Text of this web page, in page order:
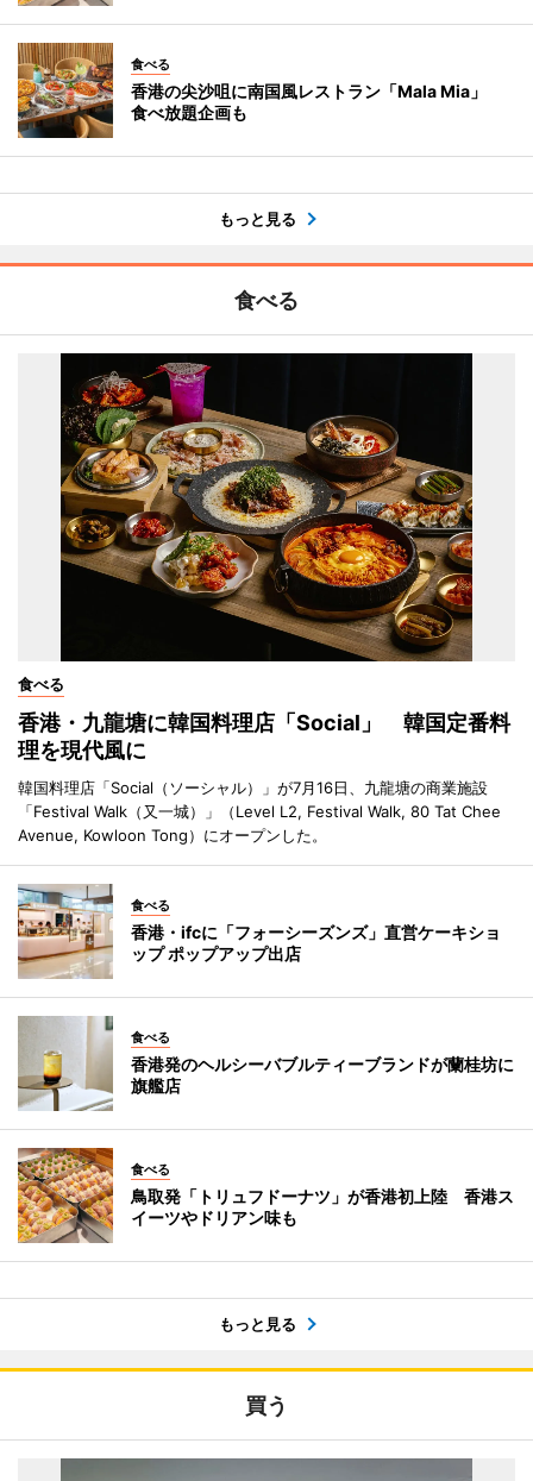
食べる
香港の尖沙咀に南国風レストラン「Mala Mia」
食べ放題企画も
もっと見る
食べる
食べる
香港・九龍塘に韓国料理店「Social」 韓国定番料
理を現代風に
韓国料理店「Social（ソーシャル）」が7月16日、九龍塘の商業施設
「Festival Walk（又一城）」（Level L2, Festival Walk, 80 Tat Chee
Avenue, Kowloon Tong）にオープンした。
食べる
香港・ifcに「フォーシーズンズ」直営ケーキショ
ップ ポップアップ出店
食べる
香港発のヘルシーバブルティーブランドが蘭桂坊に
旗艦店
食べる
鳥取発「トリュフドーナツ」が香港初上陸 香港ス
イーツやドリアン味も
もっと見る
買う